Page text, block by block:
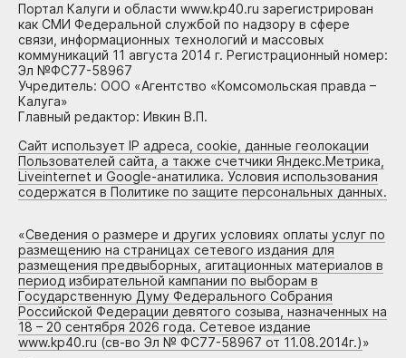
Портал Калуги и области www.kp40.ru зарегистрирован
как СМИ Федеральной службой по надзору в сфере
связи, информационных технологий и массовых
коммуникаций 11 августа 2014 г. Регистрационный номер:
Эл №ФС77-58967
Учредитель: ООО «Агентство «Комсомольская правда –
Калуга»
Главный редактор: Ивкин В.П.
Сайт использует IP адреса, cookie, данные геолокации
Пользователей сайта, а также счетчики Яндекс.Метрика,
Liveinternet и Google-анатилика. Условия использования
содержатся в Политике по защите персональных данных.
«Сведения о размере и других условиях оплаты услуг по
размещению на страницах сетевого издания для
размещения предвыборных, агитационных материалов в
период избирательной кампании по выборам в
Государственную Думу Федерального Собрания
Российской Федерации девятого созыва, назначенных на
18 – 20 сентября 2026 года. Сетевое издание
www.kp40.ru (св-во Эл № ФС77-58967 от 11.08.2014г.)»